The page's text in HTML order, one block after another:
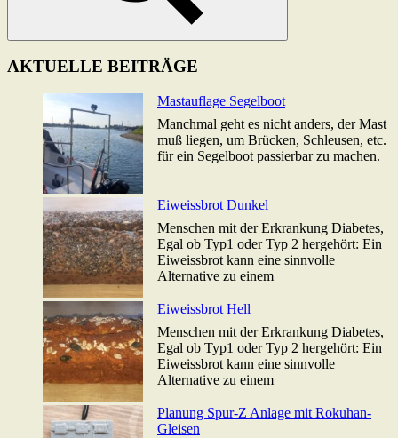
Suchen
AKTUELLE BEITRÄGE
Mastauflage Segelboot
Manchmal geht es nicht anders, der Mast
muß liegen, um Brücken, Schleusen, etc.
für ein Segelboot passierbar zu machen.
Eiweissbrot Dunkel
Menschen mit der Erkrankung Diabetes,
Egal ob Typ1 oder Typ 2 hergehört: Ein
Eiweissbrot kann eine sinnvolle
Alternative zu einem
Eiweissbrot Hell
Menschen mit der Erkrankung Diabetes,
Egal ob Typ1 oder Typ 2 hergehört: Ein
Eiweissbrot kann eine sinnvolle
Alternative zu einem
Planung Spur-Z Anlage mit Rokuhan-
Gleisen